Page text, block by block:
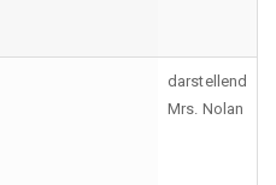
darstellend
Mrs. Nolan